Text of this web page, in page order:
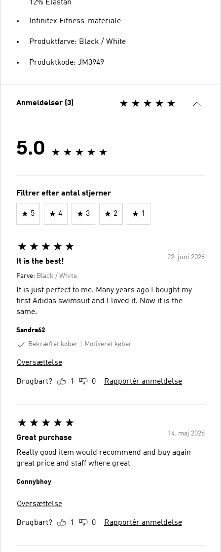
12% Elastan
Infinitex Fitness-materiale
Produktfarve: Black / White
Produktkode: JM3949
Anmeldelser (3)
5.0
Filtrer efter antal stjerner
5 4 3 2 1
22. juni 2026
It is the best!
Farve: Black / White
It is just perfect to me. Many years ago I bought my
first Adidas swimsuit and l loved it. Now it is the
same.
Sandra62
Bekræftet køber
Motiveret køber
Oversættelse
Brugbart? 1 0 Rapportér anmeldelse
14. maj 2026
Great purchase
Really good item would recommend and buy again
great price and staff where great
Connybhoy
Oversættelse
Brugbart? 1 0 Rapportér anmeldelse